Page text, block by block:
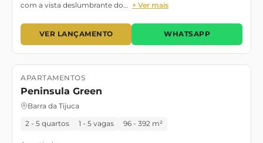
com a vista deslumbrante do… + Ver mais
VER LANÇAMENTO WHATSAPP
Lançamento Pronto para morar
APARTAMENTOS
Peninsula Green
Barra da Tijuca
2 - 5 quartos 1 - 5 vagas 96 - 392 m²